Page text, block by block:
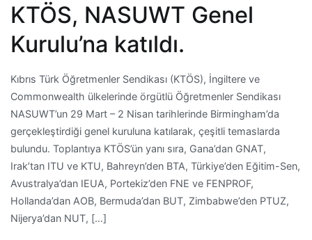
KTÖS, NASUWT Genel
Kurulu’na katıldı.
Kıbrıs Türk Öğretmenler Sendikası (KTÖS), İngiltere ve
Commonwealth ülkelerinde örgütlü Öğretmenler Sendikası
NASUWT’un 29 Mart – 2 Nisan tarihlerinde Birmingham’da
gerçekleştirdiği genel kuruluna katılarak, çeşitli temaslarda
bulundu. Toplantıya KTÖS’ün yanı sıra, Gana’dan GNAT,
Irak’tan ITU ve KTU, Bahreyn’den BTA, Türkiye’den Eğitim-Sen,
Avustralya’dan IEUA, Portekiz’den FNE ve FENPROF,
Hollanda’dan AOB, Bermuda’dan BUT, Zimbabwe’den PTUZ,
Nijerya’dan NUT, […]